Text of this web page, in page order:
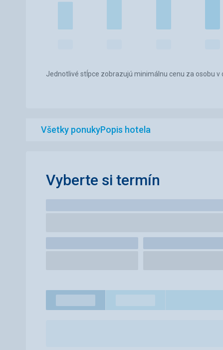
Jednotlivé stĺpce zobrazujú minimálnu cenu za osobu v
Všetky ponukyPopis hotela
Vyberte si termín